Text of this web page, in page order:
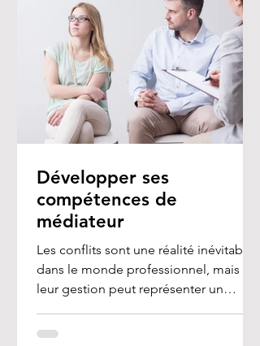
Développer ses
compétences de
médiateur
Les conflits sont une réalité inévitable
dans le monde professionnel, mais
leur gestion peut représenter un